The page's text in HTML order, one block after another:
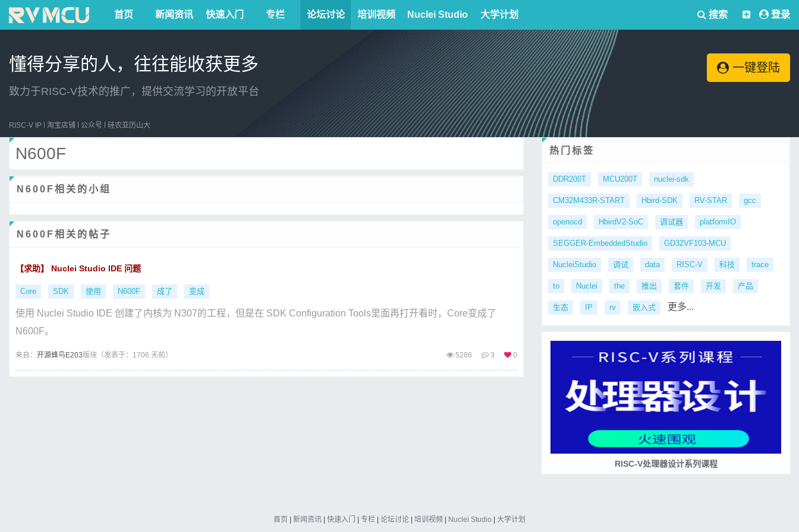
首页 新闻资讯 快速入门 专栏 论坛讨论 培训视频 Nuclei Studio 大学计划 搜索 登录
懂得分享的人，往往能收获更多
致力于RISC-V技术的推广，提供交流学习的开放平台
一键登陆
RISC-V IP 淘宝店铺 公众号 硅农亚历山大
N600F
N600F相关的小组
N600F相关的帖子
【求助】 Nuclei Studio IDE 问题
Core SDK 使用 N600F 成了 变成
使用 Nuclei Studio IDE 创建了内核为 N307的工程，但是在 SDK Configuration Tools里面再打开看时，Core变成了
N600F。
来自： 开源蜂鸟E203版块（发表于：1706 天前） 5286 3 0
热门标签
DDR200T MCU200T nuclei-sdk
CM32M433R-START Hbird-SDK RV-STAR gcc
openocd HbirdV2-SoC 调试器 platformIO
SEGGER-EmbeddedStudio GD32VF103-MCU
NucleiStudio 调试 data RISC-V 科技 trace
to Nuclei the 推出 套件 开发 产品
生态 IP rv 嵌入式 更多...
RISC-V处理器设计系列课程
首页 新闻资讯 快速入门 专栏 论坛讨论 培训视频 Nuclei Studio 大学计划